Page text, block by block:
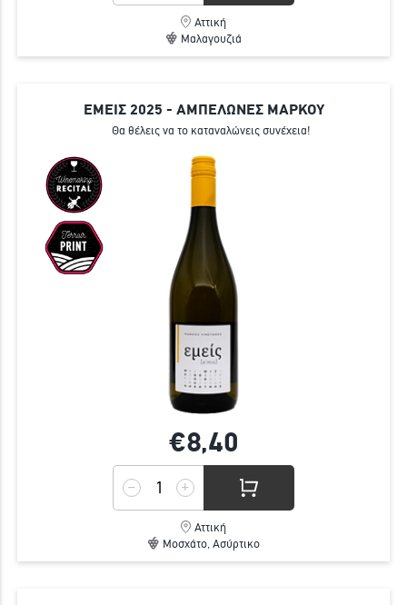
Αττική
Μαλαγουζιά
ΕΜΕΙΣ 2025 - ΑΜΠΕΛΩΝΕΣ ΜΑΡΚΟΥ
Θα θέλεις να το καταναλώνεις συνέχεια!
€8,40
Αττική
Μοσχάτο, Ασύρτικο